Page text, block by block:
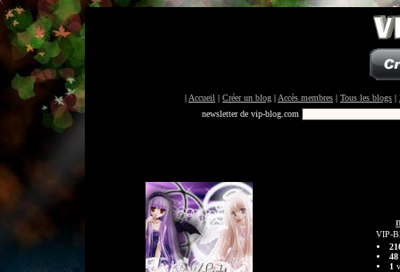
| Accueil | Créer un blog | Accès membres | Tous les blogs |
newsletter de vip-blog.com
VIP-
48
1